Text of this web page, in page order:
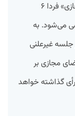
طرح «صیانت از حقوق کاربران در فضای مجازی» فردا ۶
می‌شود. به
غیرعلنی
مجازی بر
به رأی گذاشته خواهد